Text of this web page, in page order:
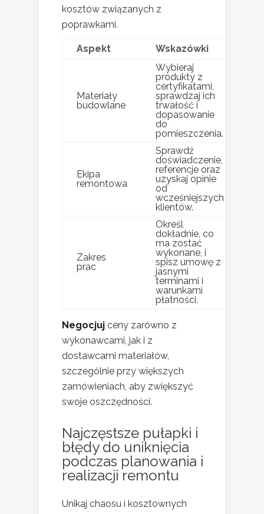
kosztów związanych z
poprawkami.
Aspekt Wskazówki
Materiały
budowlane
Wybieraj
produkty z
certyfikatami,
sprawdzaj ich
trwałość i
dopasowanie
do
pomieszczenia.
Ekipa
remontowa
Sprawdź
doświadczenie,
referencje oraz
uzyskaj opinie
od
wcześniejszych
klientów.
Zakres
prac
Określ
dokładnie, co
ma zostać
wykonane, i
spisz umowę z
jasnymi
terminami i
warunkami
płatności.
Negocjuj ceny zarówno z
wykonawcami, jak i z
dostawcami materiałów,
szczególnie przy większych
zamówieniach, aby zwiększyć
swoje oszczędności.
Najczęstsze pułapki i
błędy do uniknięcia
podczas planowania i
realizacji remontu
Unikaj chaosu i kosztownych